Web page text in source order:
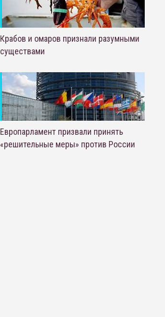
Крабов и омаров признали разумными
существами
Европарламент призвали принять
«решительные меры» против России